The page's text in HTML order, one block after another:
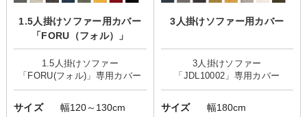
1.5人掛けソファー用カバー
「FORU（フォル）」
1.5人掛けソファー
サイズ
幅120～130cm
3人掛けソファー用カバー
3人掛けソファー
サイズ
幅180cm